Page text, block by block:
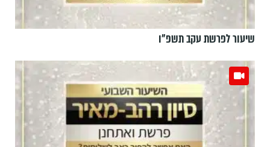
שיעור לפרשת עקב תשפ"ו